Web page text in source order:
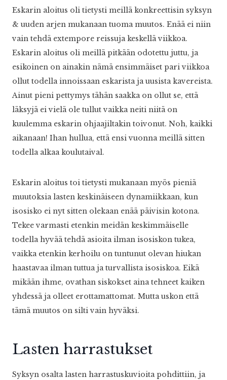
Eskarin aloitus oli tietysti meillä konkreettisin syksyn
& uuden arjen mukanaan tuoma muutos. Enää ei niin
vain tehdä extempore reissuja keskellä viikkoa.
Eskarin aloitus oli meillä pitkään odotettu juttu, ja
esikoinen on ainakin nämä ensimmäiset pari viikkoa
ollut todella innoissaan eskarista ja uusista kavereista.
Ainut pieni pettymys tähän saakka on ollut se, että
läksyjä ei vielä ole tullut vaikka neiti niitä on
kuulemma eskarin ohjaajiltakin toivonut. Noh, kaikki
aikanaan! Ihan hullua, että ensi vuonna meillä sitten
todella alkaa koulutaival.
Eskarin aloitus toi tietysti mukanaan myös pieniä
muutoksia lasten keskinäiseen dynamiikkaan, kun
isosisko ei nyt sitten olekaan enää päivisin kotona.
Tekee varmasti etenkin meidän keskimmäiselle
todella hyvää tehdä asioita ilman isosiskon tukea,
vaikka etenkin kerhoilu on tuntunut olevan hiukan
haastavaa ilman tuttua ja turvallista isosiskoa. Eikä
mikään ihme, ovathan siskokset aina tehneet kaiken
yhdessä ja olleet erottamattomat. Mutta uskon että
tämä muutos on silti vain hyväksi.
Lasten harrastukset
Syksyn osalta lasten harrastuskuvioita pohdittiin, ja